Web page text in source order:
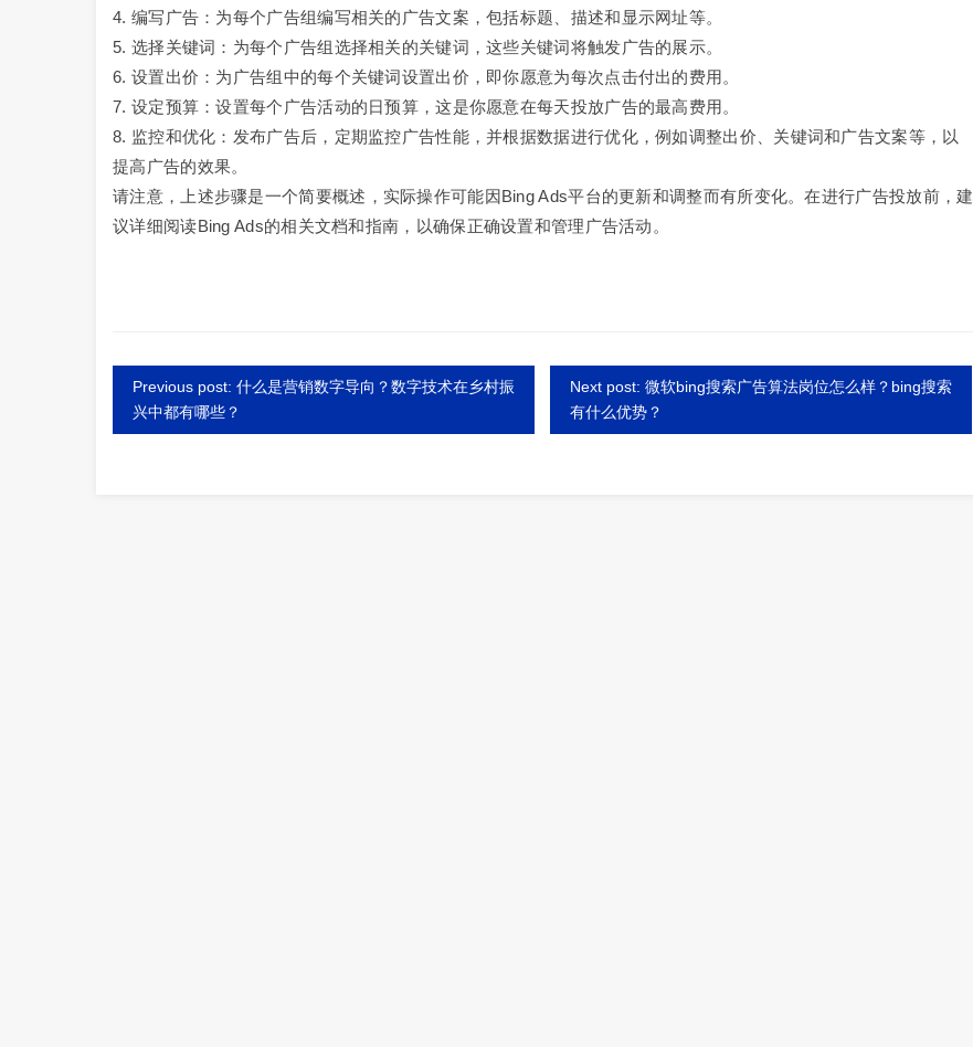
4. 编写广告：为每个广告组编写相关的广告文案，包括标题、描述和显示网址等。
5. 选择关键词：为每个广告组选择相关的关键词，这些关键词将触发广告的展示。
6. 设置出价：为广告组中的每个关键词设置出价，即你愿意为每次点击付出的费用。
7. 设定预算：设置每个广告活动的日预算，这是你愿意在每天投放广告的最高费用。
8. 监控和优化：发布广告后，定期监控广告性能，并根据数据进行优化，例如调整出价、关键词和广告文案等，以
提高广告的效果。
请注意，上述步骤是一个简要概述，实际操作可能因Bing Ads平台的更新和调整而有所变化。在进行广告投放前，建
议详细阅读Bing Ads的相关文档和指南，以确保正确设置和管理广告活动。
Previous post: 什么是营销数字导向？数字技术在乡村振
兴中都有哪些？
Next post: 微软bing搜索广告算法岗位怎么样？bing搜索
有什么优势？